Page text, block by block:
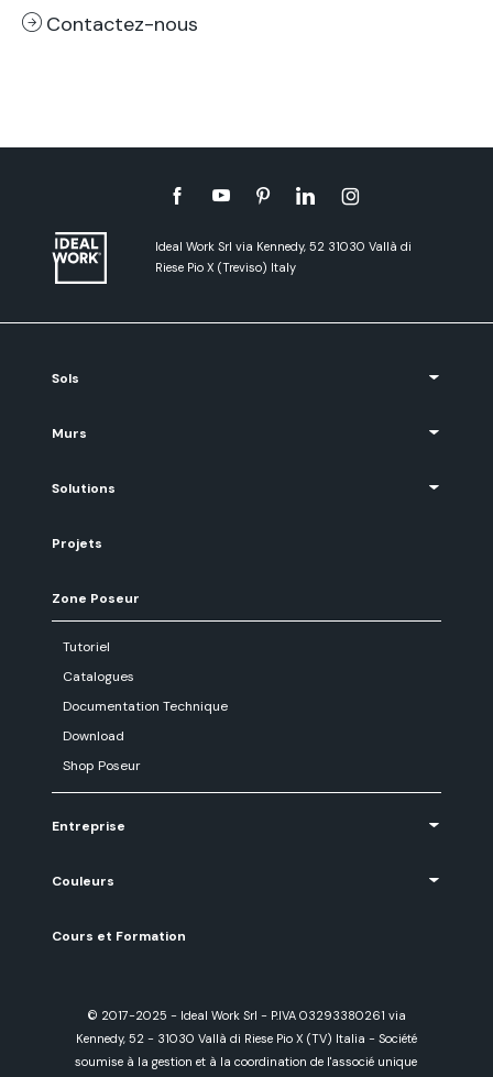
Contactez-nous
Ideal Work Srl via Kennedy, 52 31030 Vallà di
Riese Pio X (Treviso) Italy
Sols
Murs
Solutions
Projets
Zone Poseur
Tutoriel
Catalogues
Documentation Technique
Download
Shop Poseur
Entreprise
Couleurs
Cours et Formation
© 2017-2025 - Ideal Work Srl - P.IVA 03293380261 via
Kennedy, 52 - 31030 Vallà di Riese Pio X (TV) Italia - Société
soumise à la gestion et à la coordination de l'associé unique